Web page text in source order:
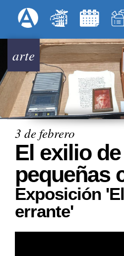
al
Menú
arte
3 de febrero
El exilio
pequeñas
Exposición
errante'